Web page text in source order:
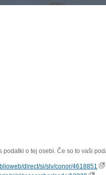
podatki o tej osebi. Če so to vaši
direct/si/slv/conor/4618851